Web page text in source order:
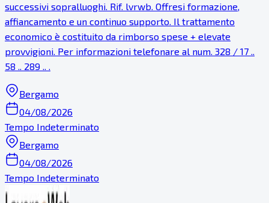
successivi sopralluoghi. Rif. lvrwb. Offresi formazione,
affiancamento e un continuo supporto. Il trattamento
economico è costituito da rimborso spese + elevate
provvigioni. Per informazioni telefonare al num. 328 / 17 ..
58 .. 289 .. .
Bergamo
04/08/2026
Tempo Indeterminato
Bergamo
04/08/2026
Tempo Indeterminato